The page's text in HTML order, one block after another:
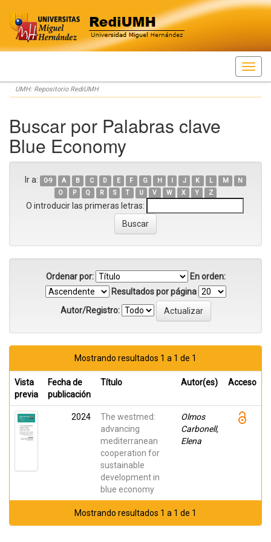
Skip
navigation
UMH: Repositorio RediUMH
Buscar por Palabras clave
Blue Economy
Ir a: 0-9 A B C D E F G H I J K L M
N
O
P Q R S T U V W X Y Z
O introducir las primeras letras:
Ordenar por:
En orden:
Resultados por página
Autor/Registro:
Mostrando resultados 1 a 1 de 1
Vista
previa
Fecha de
publicación
Título Autor(es) Acceso
2024
The westmed:
advancing
mediterranean
cooperation for
sustainable
development in
blue economy
Olmos
Carbonell,
Elena
Mostrando resultados 1 a 1 de 1